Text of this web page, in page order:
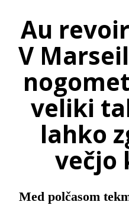
Au
V
veliki
lahko
večjo
Med polčasom